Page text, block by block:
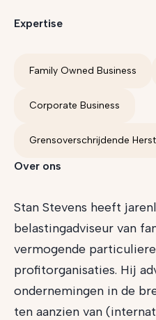
Expertise
Family Owned Business
Corporate Business
Grensoverschrijdende
Over ons
Stan Stevens heeft
belastingadviseur van
vermogende
profitorganisaties. Hij
ondernemingen in de
ten aanzien van